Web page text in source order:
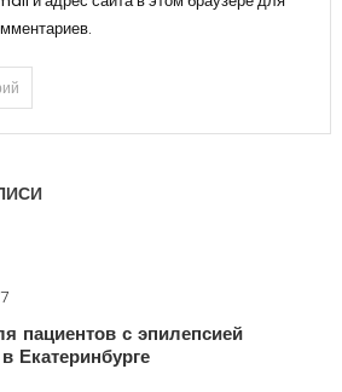
пациентов с эпилепсией
Екатеринбурге